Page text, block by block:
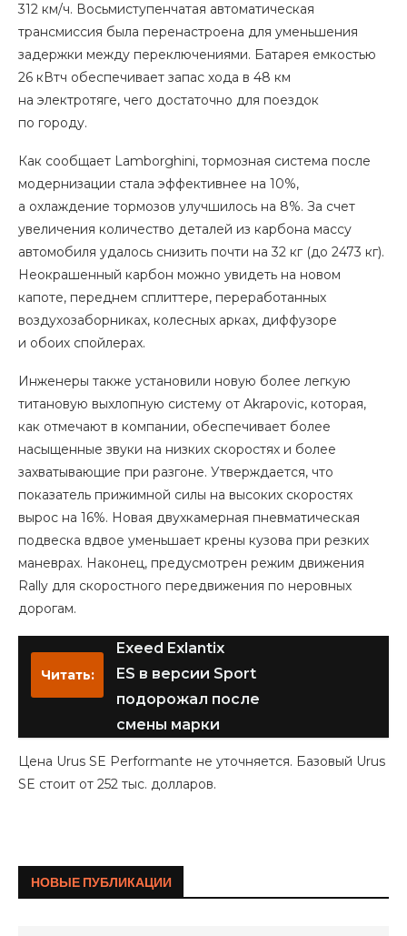
312 км/ч. Восьмиступенчатая автоматическая
трансмиссия была перенастроена для уменьшения
задержки между переключениями. Батарея емкостью
26 кВтч обеспечивает запас хода в 48 км
на электротяге, чего достаточно для поездок
по городу.
Как сообщает Lamborghini, тормозная система после
модернизации стала эффективнее на 10%,
а охлаждение тормозов улучшилось на 8%. За счет
увеличения количество деталей из карбона массу
автомобиля удалось снизить почти на 32 кг (до 2473 кг).
Неокрашенный карбон можно увидеть на новом
капоте, переднем сплиттере, переработанных
воздухозаборниках, колесных арках, диффузоре
и обоих спойлерах.
Инженеры также установили новую более легкую
титановую выхлопную систему от Akrapovic, которая,
как отмечают в компании, обеспечивает более
насыщенные звуки на низких скоростях и более
захватывающие при разгоне. Утверждается, что
показатель прижимной силы на высоких скоростях
вырос на 16%. Новая двухкамерная пневматическая
подвеска вдвое уменьшает крены кузова при резких
маневрах. Наконец, предусмотрен режим движения
Rally для скоростного передвижения по неровных
дорогам.
Читать:
Exeed Exlantix
ES в версии Sport
подорожал после
смены марки
Цена Urus SE Performante не уточняется. Базовый Urus
SE стоит от 252 тыс. долларов.
НОВЫЕ ПУБЛИКАЦИИ